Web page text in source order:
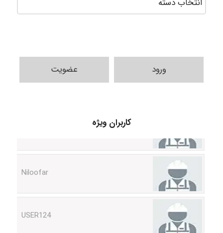
ورود عضویت
کاربران ویژه